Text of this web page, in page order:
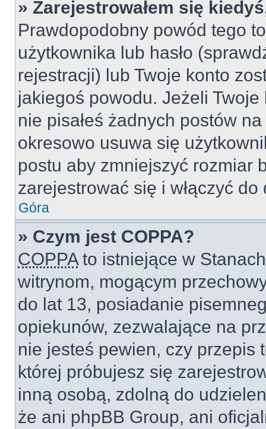
» Zarejestrowałem się
Prawdopodobny powód tego
użytkownika lub hasło
rejestracji) lub Twoje konto
jakiegoś powodu. Jeżeli
nie pisałeś żadnych postów
okresowo usuwa się
postu aby zmniejszyć rozmiar
zarejestrować się i włączyć
Góra
» Czym jest COPPA?
COPPAto istniejące w
witrynom, mogącym
do lat 13, posiadanie
opiekunów, zezwalające na
nie jesteś pewien, czy przepis
której próbujesz się
inną osobą, zdolną do
że ani phpBB Group, ani